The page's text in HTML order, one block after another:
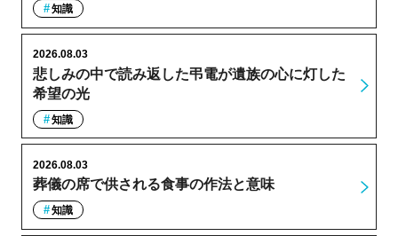
知識
悲しみの中で読み返した弔電が遺族の心に灯した
希望の光
2026.08.03
知識
葬儀の席で供される食事の作法と意味
2026.08.03
知識